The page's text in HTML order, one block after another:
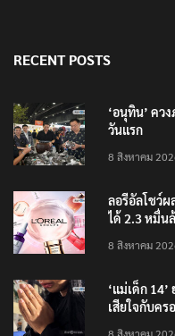
‘อนุทิน’ ค
8 สิงหาคม
ลอรีอัลโชว์
8 สิงหาคม
‘แม่เด็ก